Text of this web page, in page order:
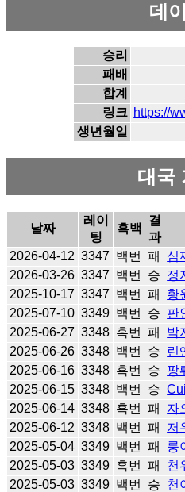
데
승리
패배
합계
링크 https://
생년월일
대국
날짜
레이
팅
흑백
결
과
2026-04-12 3347 백번 패 심
2026-03-26 3347 백번 승 정
2025-10-17 3347 백번 패 황
2025-07-10 3349 백번 승 판
2025-06-27 3348 흑번 패 박
2025-06-26 3348 백번 승 린
2025-06-16 3348 흑번 승 팡
2025-06-15 3348 백번 승
2025-06-14 3348 흑번 패 자
2025-06-12 3348 백번 패 저
2025-05-04 3349 백번 패 룽
2025-05-03 3349 흑번 패 천
2025-05-03 3349 백번 승 천